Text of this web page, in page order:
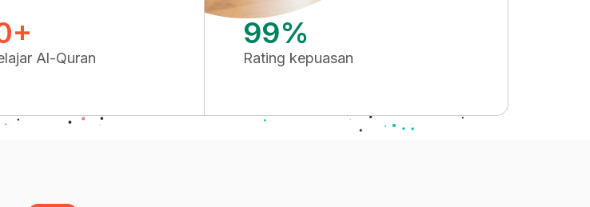
Al-Quran
99%
Rating kepuasan